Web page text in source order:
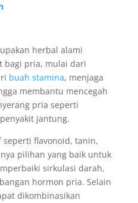
herbal alami
bagi pria, mulai dari
buah stamina, menjaga
membantu mencegah
pria seperti
jantung.
seperti flavonoid, tanin,
pilihan yang baik untuk
sirkulasi darah,
hormon pria. Selain
dikombinasikan